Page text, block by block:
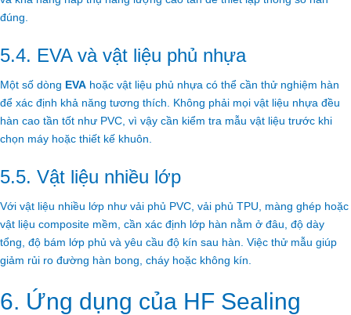
đúng.
5.4. EVA và vật liệu phủ nhựa
Một số dòng EVA hoặc vật liệu phủ nhựa có thể cần thử nghiệm hàn
để xác định khả năng tương thích. Không phải mọi vật liệu nhựa đều
hàn cao tần tốt như PVC, vì vậy cần kiểm tra mẫu vật liệu trước khi
chọn máy hoặc thiết kế khuôn.
5.5. Vật liệu nhiều lớp
Với vật liệu nhiều lớp như vải phủ PVC, vải phủ TPU, màng ghép hoặc
vật liệu composite mềm, cần xác định lớp hàn nằm ở đâu, độ dày
tổng, độ bám lớp phủ và yêu cầu độ kín sau hàn. Việc thử mẫu giúp
giảm rủi ro đường hàn bong, cháy hoặc không kín.
6. Ứng dụng của HF Sealing